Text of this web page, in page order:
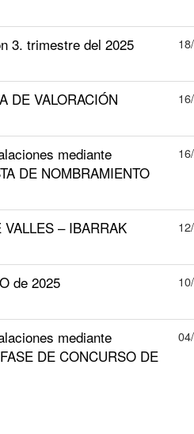
3. trimestre del 2025
DE VALORACIÓN
mediante
DE NOMBRAMIENTO
– IBARRAK
de 2025
mediante
DE CONCURSO DE